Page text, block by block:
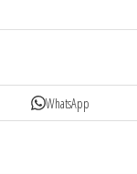
WhatsApp